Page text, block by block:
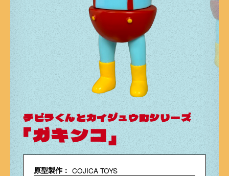
チビラくんとカイジュウ町シリーズ
「ガキンコ」
原型製作： COJICA TOYS